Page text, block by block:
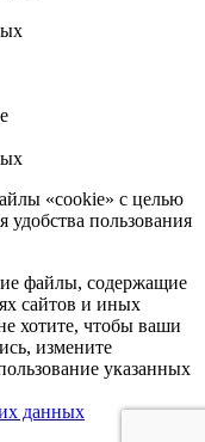
«cookie» с целью
пользования
файлы, содержащие
сайтов и иных
хотите, чтобы ваши
измените
указанных
данных